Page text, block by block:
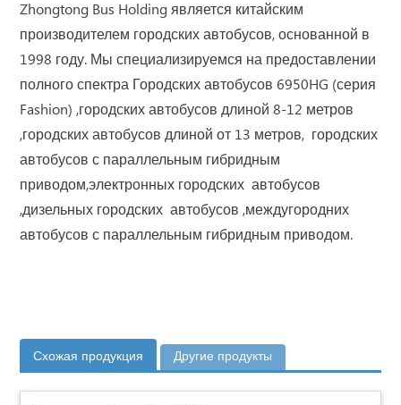
Zhongtong Bus Holding является китайским
производителем городских автобусов, основанной в
1998 году. Мы специализируемся на предоставлении
полного спектра Городских автобусов 6950HG (серия
Fashion) ,городских автобусов длиной 8-12 метров
,городских автобусов длиной от 13 метров, городских
автобусов с параллельным гибридным
приводом,электронных городских автобусов
,дизельных городских автобусов ,междугородних
автобусов с параллельным гибридным приводом.
Схожая продукция Другие продукты